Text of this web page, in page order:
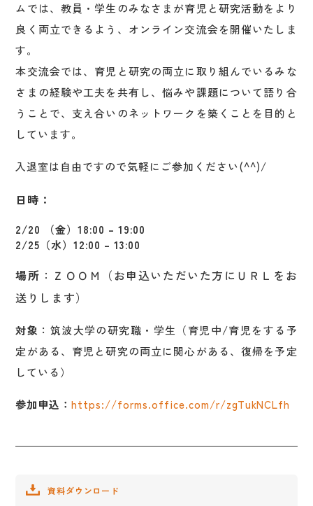
ムでは、教員・学生のみなさまが育児と研究活動をより
良く両立できるよう、オンライン交流会を開催いたしま
す。
本交流会では、育児と研究の両立に取り組んでいるみな
さまの経験や工夫を共有し、悩みや課題について語り合
うことで、支え合いのネットワークを築くことを目的と
しています。
入退室は自由ですので気軽にご参加ください(^^)/
日時：
2/20 （金）18:00 – 19:00
2/25（水）12:00 – 13:00
場所 ：ＺＯＯＭ（お申込いただいた方にＵＲＬをお
送りします）
対象 ：筑波大学の研究職・学生（育児中/育児をする予
定がある、育児と研究の両立に関心がある、復帰を予定
している）
参加申込：https://forms.office.com/r/zgTukNCLfh
資料ダウンロード